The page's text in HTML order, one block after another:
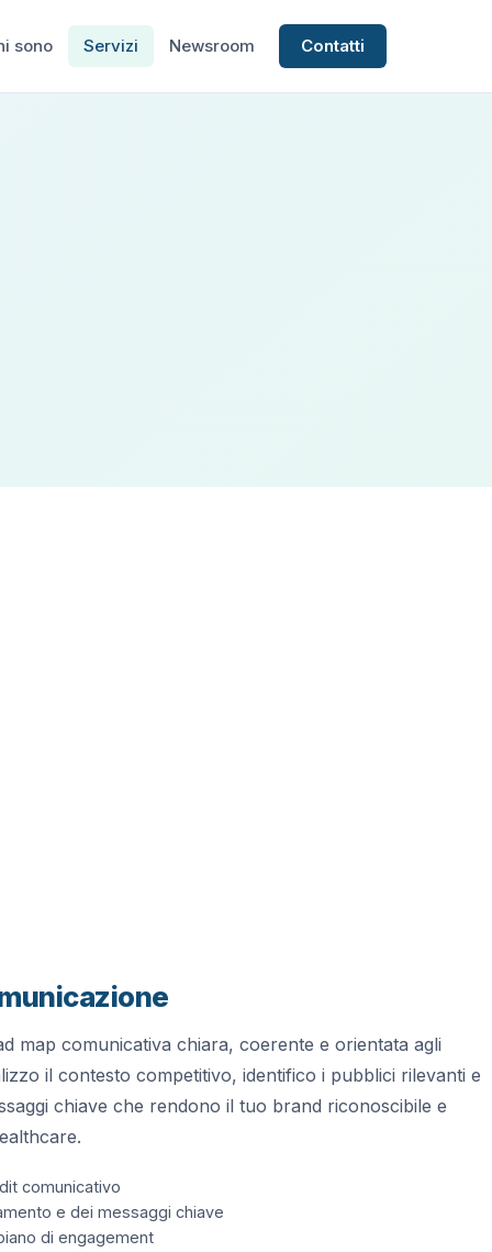
sono Servizi Newsroom Contatti
map comunicativa chiara, coerente e orientata agli
il contesto competitivo, identifico i pubblici rilevanti e
chiave che rendono il tuo brand riconoscibile e
comunicativo
e dei messaggi chiave
di engagement